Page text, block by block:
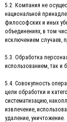
5.2. Компания не
национальной
философских и иных
объединениях, в том
исключением случаев,
5.3. Обработка
использованием, так и
5.4. Совокупность
цели обработки и
систематизацию,
извлечение,
удаление, уничтожение.